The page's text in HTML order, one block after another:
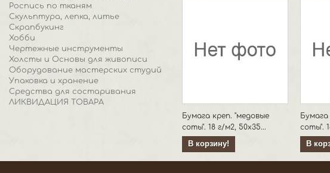
Роспись по тканям
Скульптура, лепка, литье
Скрапбукинг
Хобби
Чертежные инструменты
Холсты и Основы для живописи
Оборудование мастерских студий
Упаковка и хранение
Средства для состаривания
ЛИКВИДАЦИЯ ТОВАРА
Бумага креп. "медовые
соты". 18 г/м2, 50х35...
В корзину!
соты".
В